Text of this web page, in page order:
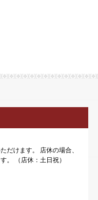
だけます。 店休の場合、
。 （店休：土日祝）